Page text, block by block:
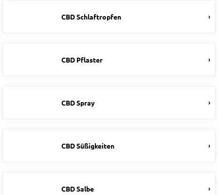
CBD Schlaftropfen
CBD Pflaster
CBD Spray
CBD Süßigkeiten
CBD Salbe